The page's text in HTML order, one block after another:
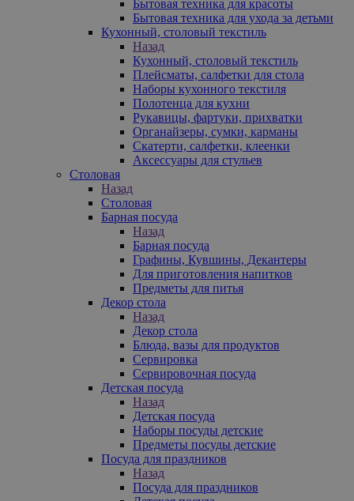
Бытовая техника для красоты
Бытовая техника для ухода за детьми
Кухонный, столовый текстиль
Назад
Кухонный, столовый текстиль
Плейсматы, салфетки для стола
Наборы кухонного текстиля
Полотенца для кухни
Рукавицы, фартуки, прихватки
Органайзеры, сумки, карманы
Скатерти, салфетки, клеенки
Аксессуары для стульев
Столовая
Назад
Столовая
Барная посуда
Назад
Барная посуда
Графины, Кувшины, Декантеры
Для приготовления напитков
Предметы для питья
Декор стола
Назад
Декор стола
Блюда, вазы для продуктов
Сервировка
Сервировочная посуда
Детская посуда
Назад
Детская посуда
Наборы посуды детские
Предметы посуды детские
Посуда для праздников
Назад
Посуда для праздников